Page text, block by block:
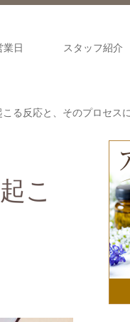
業日 スタッフ紹介
る反応と、そのプロセスに
こ